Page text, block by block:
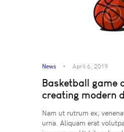
News April 6, 2019
Basketball game
creating modern
Nam ut rutrum ex,
urna. Aliquam erat